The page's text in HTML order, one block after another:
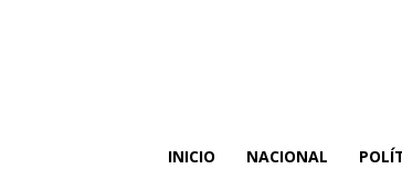
INICIO NACIONAL